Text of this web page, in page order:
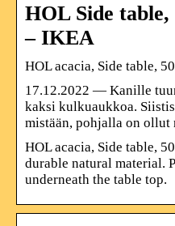
HOL Side table,
– IKEA
HOL acacia, Side table,
17.12.2022 — Kanille
kaksi kulkuaukkoa.
mistään, pohjalla on ollut
HOL acacia, Side table,
durable natural material.
underneath the table top.